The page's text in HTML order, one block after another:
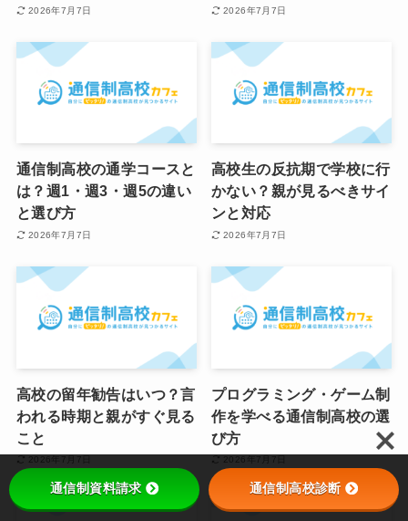
2026年7月7日 2026年7月7日
通信制高校の通学コースと
は？週1・週3・週5の違い
と選び方
2026年7月7日
高校生の反抗期で学校に行
かない？親が見るべきサイ
ンと対応
2026年7月7日
高校の留年勧告はいつ？言
われる時期と親がすぐ見る
こと
2026年7月7日
プログラミング・ゲーム制
作を学べる通信制高校の選
び方
2026年7月7日
通信制資料請求 通信制高校診断